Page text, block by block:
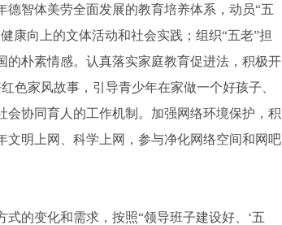
智体美劳全面发展的教育培养体系，动员“五
康向上的文体活动和社会实践；组织“五老”担
朴素情感。认真落实家庭教育促进法，积极开
色家风故事，引导青少年在家做一个好孩子、
协同育人的工作机制。加强网络环境保护，积
明上网、科学上网，参与净化网络空间和网吧
的变化和需求，按照“领导班子建设好、‘五